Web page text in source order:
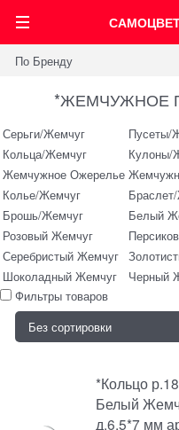
По Бренду
*ЖЕМЧУЖНОЕ
Серьги/Жемчуг
Пусеты/
Кольца/Жемчуг
Кулоны/
Жемчужное Ожерелье
Колье/Жемчуг
Брошь/Жемчуг
Белый
Розовый Жемчуг
Серебристый Жемчуг
Шоколадный Жемчуг
Черный
Фильтры товаров
*Кольцо р.18
Белый
д.6,5*7 мм